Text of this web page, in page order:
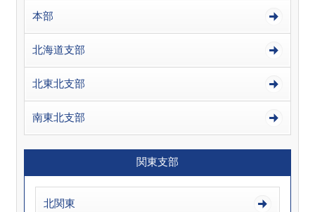
本部
北海道支部
北東北支部
南東北支部
関東支部
北関東